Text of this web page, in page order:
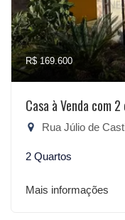
R$ 169.600
Casa à Venda com
Rua Júlio de
2 Quartos
Mais informações